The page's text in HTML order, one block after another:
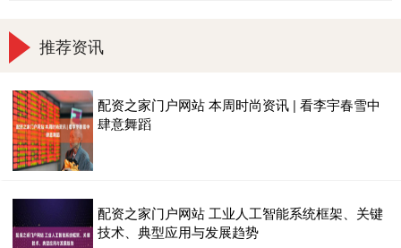
推荐资讯
配资之家门户网站 本周时尚资讯 | 看李宇春雪中
肆意舞蹈
配资之家门户网站 工业人工智能系统框架、关键
技术、典型应用与发展趋势